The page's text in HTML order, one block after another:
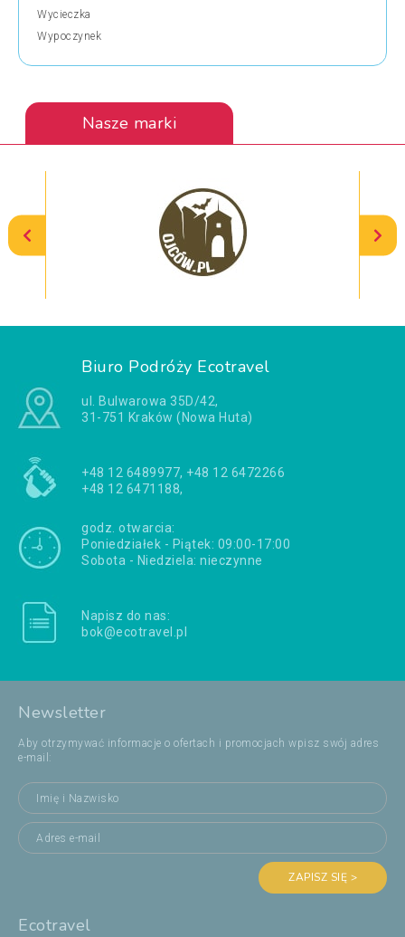
Wycieczka
Wypoczynek
Nasze marki
Biuro Podróży Ecotravel
ul. Bulwarowa 35D/42,
31-751 Kraków (Nowa Huta)
+48 12 6489977, +48 12 6472266
+48 12 6471188,
godz. otwarcia:
Poniedziałek - Piątek: 09:00-17:00
Sobota - Niedziela: nieczynne
Napisz do nas:
bok@ecotravel.pl
Newsletter
Aby otrzymywać informacje o ofertach i promocjach wpisz swój adres
e-mail:
ZAPISZ SIĘ >
Ecotravel